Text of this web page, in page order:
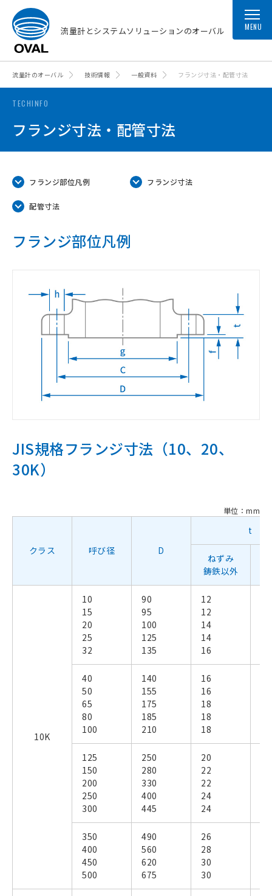
流量計とシステムソリューションのオーバル MENU
流量計のオーバル 技術情報 一般資料 フランジ寸法・配管寸法
TECHINFO
フランジ寸法・配管寸法
フランジ部位凡例 フランジ寸法
配管寸法
フランジ部位凡例
JIS規格フランジ寸法（10、20、
30K）
単位：mm
クラス 呼び径 D
t
ねずみ
鋳鉄以外
10K
10
15
20
25
32
90
95
100
125
135
12
12
14
14
16
40
50
65
80
100
140
155
175
185
210
16
16
18
18
18
125
150
200
250
300
250
280
330
400
445
20
22
22
24
24
350
400
450
500
490
560
620
675
26
28
30
30